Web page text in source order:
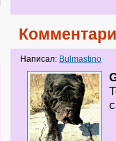
Написал: Bulmastino